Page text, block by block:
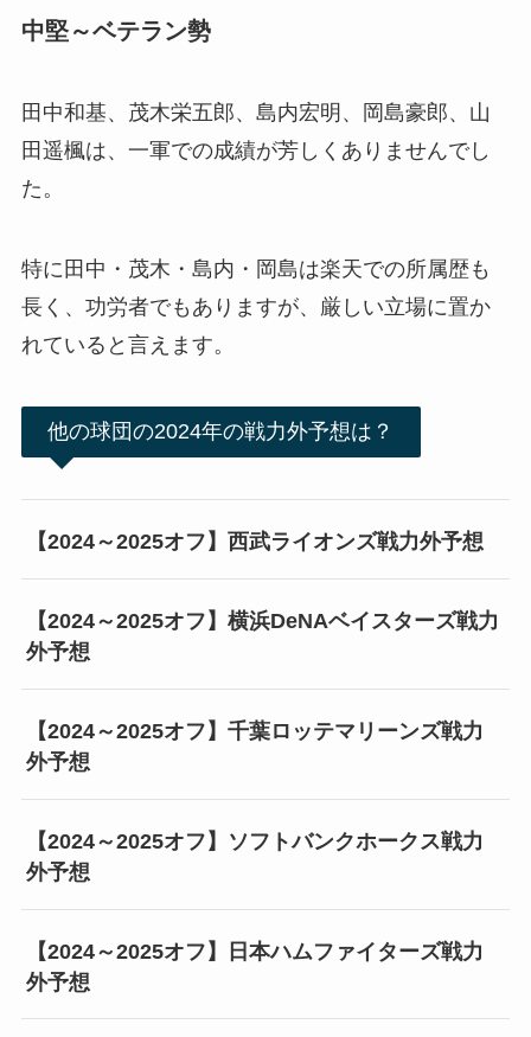
中堅～ベテラン勢
田中和基、茂木栄五郎、島内宏明、岡島豪郎、山
田遥楓は、一軍での成績が芳しくありませんでし
た。
特に田中・茂木・島内・岡島は楽天での所属歴も
長く、功労者でもありますが、厳しい立場に置か
れていると言えます。
他の球団の2024年の戦力外予想は？
【2024～2025オフ】西武ライオンズ戦力外予想
【2024～2025オフ】横浜DeNAベイスターズ戦力
外予想
【2024～2025オフ】千葉ロッテマリーンズ戦力
外予想
【2024～2025オフ】ソフトバンクホークス戦力
外予想
【2024～2025オフ】日本ハムファイターズ戦力
外予想